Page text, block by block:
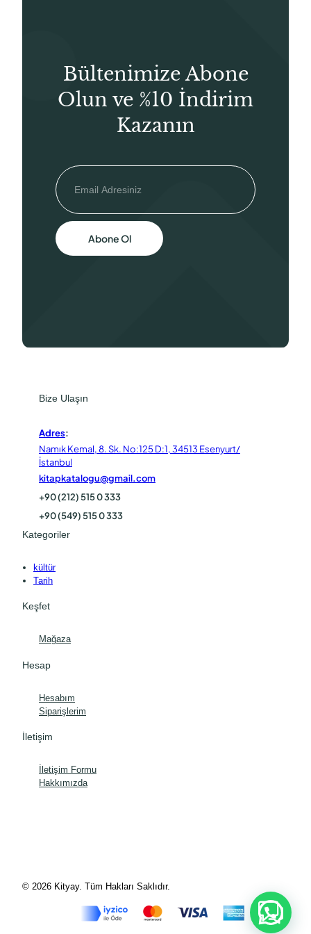
Bültenimize Abone
Olun ve %10 İndirim
Kazanın
Abone Ol
Bize Ulaşın
Adres:
Namık Kemal, 8. Sk. No:125 D:1, 34513 Esenyurt/
İstanbul
kitapkatalogu@gmail.com
+90 (212) 515 0 333
+90 (549) 515 0 333
Kategoriler
kültür
Tarih
Keşfet
Mağaza
Hesap
Hesabım
Siparişlerim
İletişim
İletişim Formu
Hakkımızda
© 2026 Kityay. Tüm Hakları Saklıdır.